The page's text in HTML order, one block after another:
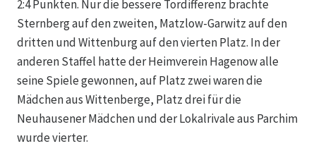
2:4 Punkten. Nur die bessere Tordifferenz brachte
Sternberg auf den zweiten, Matzlow-Garwitz auf den
dritten und Wittenburg auf den vierten Platz. In der
anderen Staffel hatte der Heimverein Hagenow alle
seine Spiele gewonnen, auf Platz zwei waren die
Mädchen aus Wittenberge, Platz drei für die
Neuhausener Mädchen und der Lokalrivale aus Parchim
wurde vierter.